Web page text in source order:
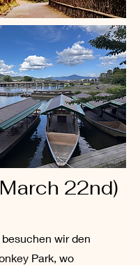
22nd)
wir den
Park, wo